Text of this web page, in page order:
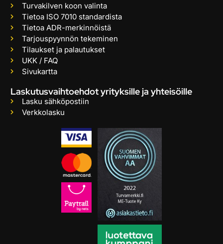
Turvakilven koon valinta
Tietoa ISO 7010 standardista
Tietoa ADR-merkinnöistä
Tarjouspyynnön tekeminen
Tilaukset ja palautukset
UKK / FAQ
Sivukartta
Laskutusvaihtoehdot yrityksille ja yhteisöille
Lasku sähköpostiin
Verkkolasku